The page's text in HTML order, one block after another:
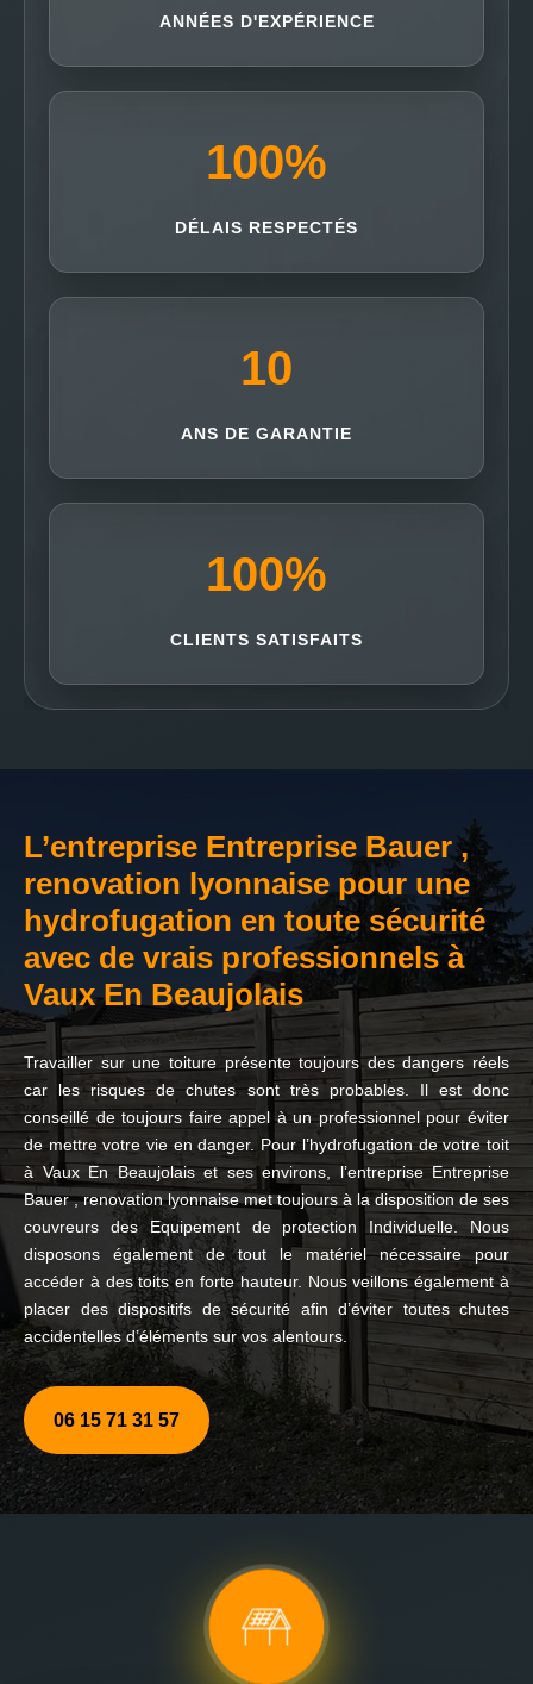
ANNÉES D'EXPÉRIENCE
100%
DÉLAIS RESPECTÉS
10
ANS DE GARANTIE
100%
CLIENTS SATISFAITS
L’entreprise Entreprise Bauer ,
renovation lyonnaise pour une
hydrofugation en toute sécurité
avec de vrais professionnels à
Vaux En Beaujolais
Travailler sur une toiture présente toujours des dangers réels
car les risques de chutes sont très probables. Il est donc
conseillé de toujours faire appel à un professionnel pour éviter
de mettre votre vie en danger. Pour l’hydrofugation de votre toit
à Vaux En Beaujolais et ses environs, l’entreprise Entreprise
Bauer , renovation lyonnaise met toujours à la disposition de ses
couvreurs des Equipement de protection Individuelle. Nous
disposons également de tout le matériel nécessaire pour
accéder à des toits en forte hauteur. Nous veillons également à
placer des dispositifs de sécurité afin d’éviter toutes chutes
accidentelles d’éléments sur vos alentours.
06 15 71 31 57